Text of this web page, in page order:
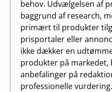
behov. Udvælgelsen af
baggrund af research,
primært til produkter
prisportaler eller
ikke dækker en
produkter på markedet,
anbefalinger på
professionelle vurdering.